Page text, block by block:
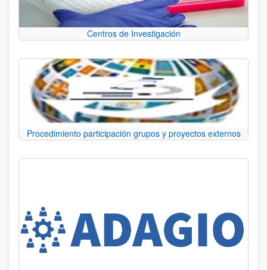
Centros de Investigación
Procedimiento participación grupos y proyectos externos